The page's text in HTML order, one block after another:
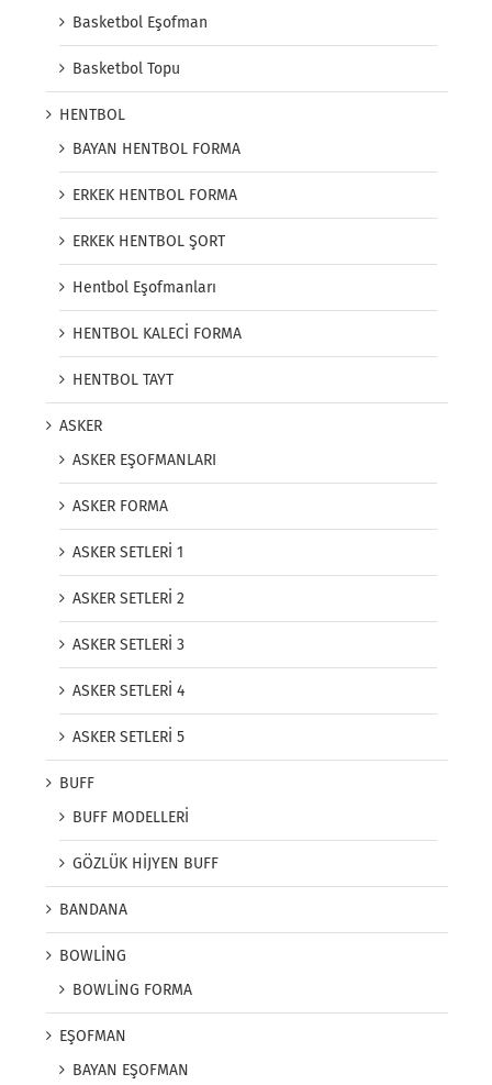
Basketbol Eşofman
Basketbol Topu
HENTBOL
BAYAN HENTBOL FORMA
ERKEK HENTBOL FORMA
ERKEK HENTBOL ŞORT
Hentbol Eşofmanları
HENTBOL KALECİ FORMA
HENTBOL TAYT
ASKER
ASKER EŞOFMANLARI
ASKER FORMA
ASKER SETLERİ 1
ASKER SETLERİ 2
ASKER SETLERİ 3
ASKER SETLERİ 4
ASKER SETLERİ 5
BUFF
BUFF MODELLERİ
GÖZLÜK HİJYEN BUFF
BANDANA
BOWLİNG
BOWLİNG FORMA
EŞOFMAN
BAYAN EŞOFMAN